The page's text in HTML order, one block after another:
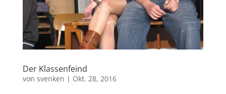
Der Klassenfeind
von svenken | Okt. 28, 2016